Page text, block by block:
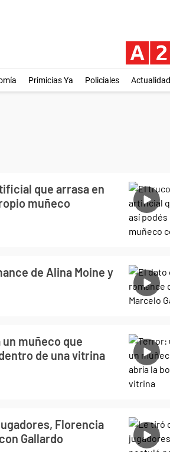
Primicias Ya Policiales Actualidad
que arrasa en
muñeco
de Alina Moine y
muñeco que
de una vitrina
Florencia
Gallardo